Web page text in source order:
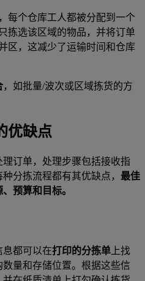
每个仓库工人都被分配到一个
拣选该区域的物品，并将订单
区，这减少了运输时间和仓库
，如批量/波次或区域拣货的方
优缺点
订单，处理步骤包括接收指
分拣流程都有其优缺点， 最佳
预算和目标。
都可以在打印的分拣单 上找
量和存储位置。根据这些信